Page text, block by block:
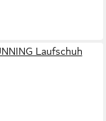
Laufschuh